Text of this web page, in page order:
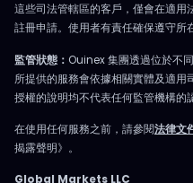
這些司法管轄區的客戶，僅會在適用
註冊申請。使用者有責任確保遵守所
監管狀態： Ouinex 集團透過位於不
所提供的服務會依據相關實體及適
授權的說明均不代表任何監管機構的
在使用任何服務之前，請參閱法律文
揭露聲明》。
Global Markets LLC